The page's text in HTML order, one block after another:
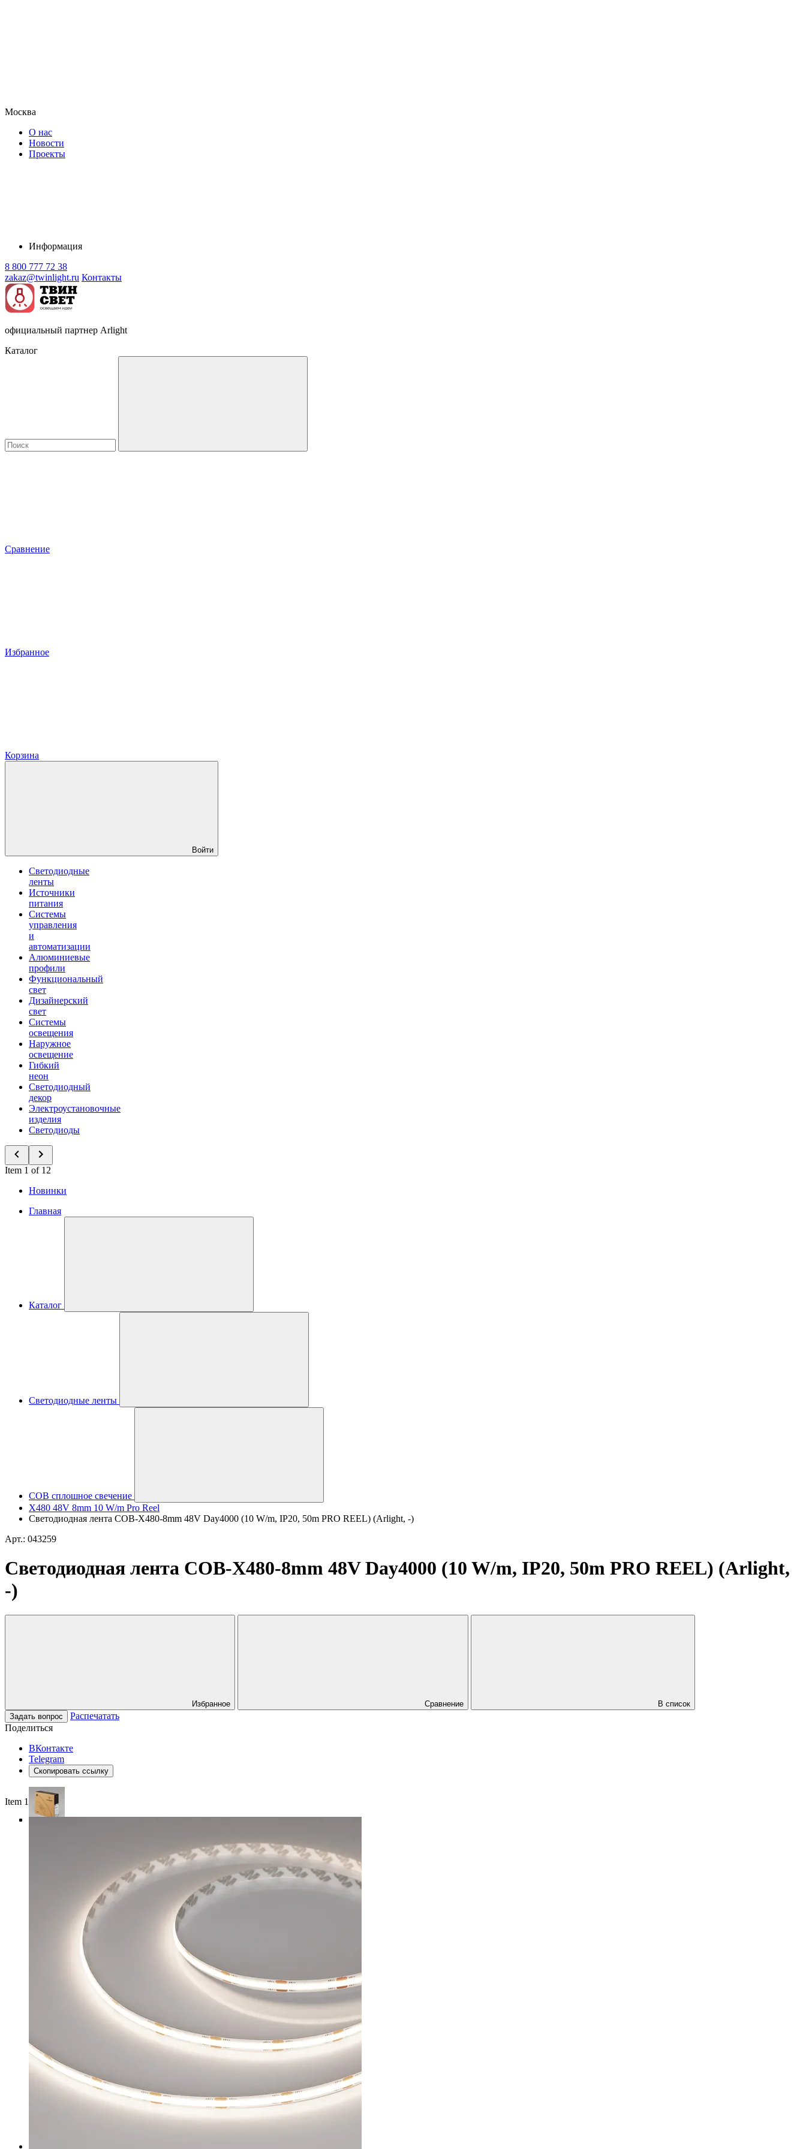
Москва
О нас
Новости
Проекты
Информация
8 800 777 72 38
zakaz@twinlight.ru Контакты
официальный партнер Arlight
Каталог
Сравнение
Избранное
Корзина
Войти
Светодиодные
ленты
Источники
питания
Системы
управления
и
автоматизации
Алюминиевые
профили
Функциональный
свет
Дизайнерский
свет
Системы
освещения
Наружное
освещение
Гибкий
неон
Светодиодный
декор
Электроустановочные
изделия
Светодиоды
Item 1 of 12
Новинки
Главная
Каталог
Светодиодные ленты
COB сплошное свечение
X480 48V 8mm 10 W/m Pro Reel
Светодиодная лента COB-X480-8mm 48V Day4000 (10 W/m, IP20, 50m PRO REEL) (Arlight, -)
Арт.: 043259
Светодиодная лента COB-X480-8mm 48V Day4000 (10 W/m, IP20, 50m PRO REEL) (Arlight,
-)
Избранное Сравнение
В список
Задать вопрос
Распечатать
Поделиться
ВКонтакте
Telegram
Скопировать ссылку
Item 1 of 4